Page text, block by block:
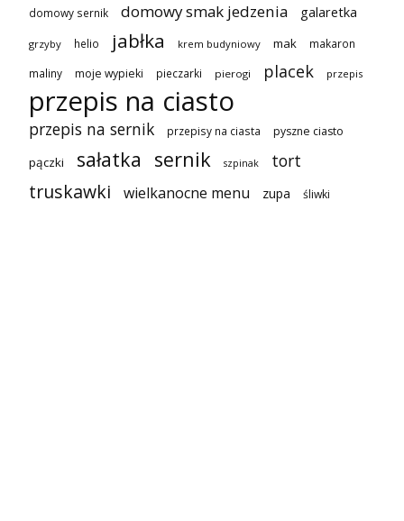
domowy sernik domowy smak jedzenia galaretka
grzyby helio jabłka krem budyniowy mak makaron
maliny moje wypieki pieczarki pierogi placek przepis
przepis na ciasto
przepis na sernik przepisy na ciasta pyszne ciasto
pączki sałatka sernik szpinak tort
truskawki wielkanocne menu zupa śliwki